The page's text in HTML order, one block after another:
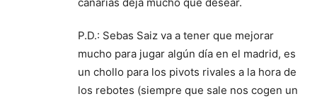
P.D.: Sebas Saiz va a tener que mejorar
mucho para jugar algún día en el madrid, es
un chollo para los pivots rivales a la hora de
los rebotes (siempre que sale nos cogen un